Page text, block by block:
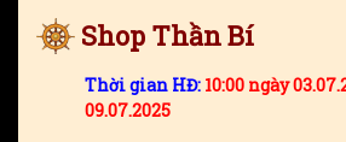
Shop Thần Bí
Thời gian HĐ: 10:00 ngày
09.07.2025